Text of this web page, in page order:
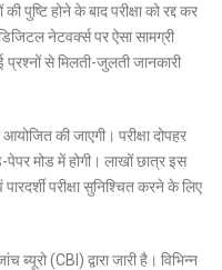
पुष्टि होने के बाद परीक्षा को रद्द कर
नेटवर्क्स पर ऐसा सामग्री
प्रश्नों से मिलती-जुलती जानकारी
की जाएगी। परीक्षा दोपहर
मोड में होगी। लाखों छात्र इस
परीक्षा सुनिश्चित करने के लिए
(CBI) द्वारा जारी है। विभिन्न